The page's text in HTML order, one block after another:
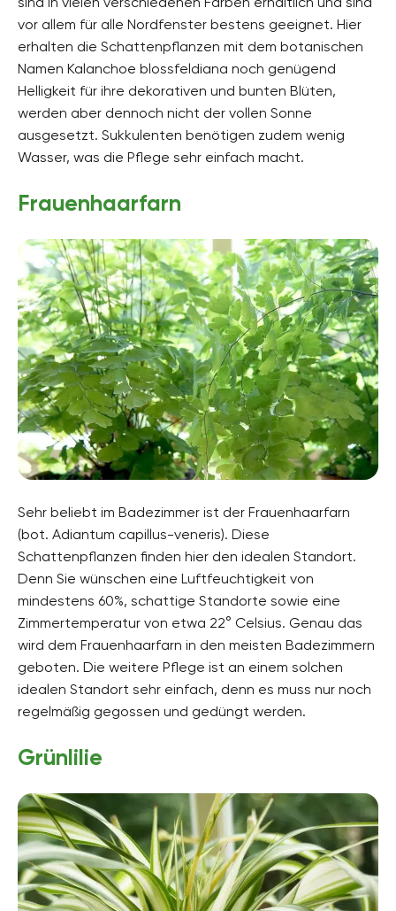
vor allem für alle Nordfenster bestens geeignet. Hier
erhalten die Schattenpflanzen mit dem botanischen
Namen Kalanchoe blossfeldiana noch genügend
Helligkeit für ihre dekorativen und bunten Blüten,
werden aber dennoch nicht der vollen Sonne
ausgesetzt. Sukkulenten benötigen zudem wenig
Wasser, was die Pflege sehr einfach macht.
Frauenhaarfarn
Sehr beliebt im Badezimmer ist der Frauenhaarfarn
(bot. Adiantum capillus-veneris). Diese
Schattenpflanzen finden hier den idealen Standort.
Denn Sie wünschen eine Luftfeuchtigkeit von
mindestens 60%, schattige Standorte sowie eine
Zimmertemperatur von etwa 22° Celsius. Genau das
wird dem Frauenhaarfarn in den meisten Badezimmern
geboten. Die weitere Pflege ist an einem solchen
idealen Standort sehr einfach, denn es muss nur noch
regelmäßig gegossen und gedüngt werden.
Grünlilie